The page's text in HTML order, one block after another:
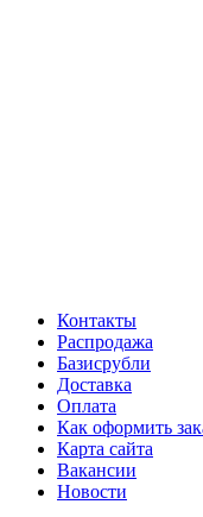
Контакты
Распродажа
Базисрубли
Доставка
Оплата
Как оформить
Карта сайта
Вакансии
Новости